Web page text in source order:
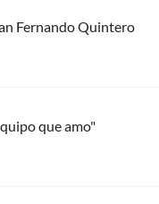
Fernando Quintero
que amo"